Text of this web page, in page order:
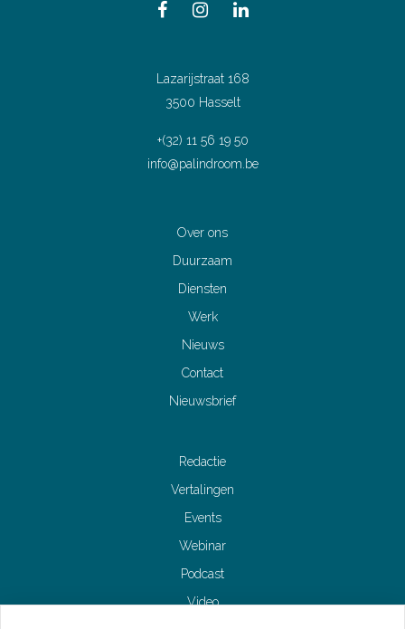
Lazarijstraat 168
3500 Hasselt
+(32) 11 56 19 50
info@palindroom.be
Over ons
Duurzaam
Diensten
Werk
Nieuws
Contact
Nieuwsbrief
Redactie
Vertalingen
Events
Webinar
Podcast
Video